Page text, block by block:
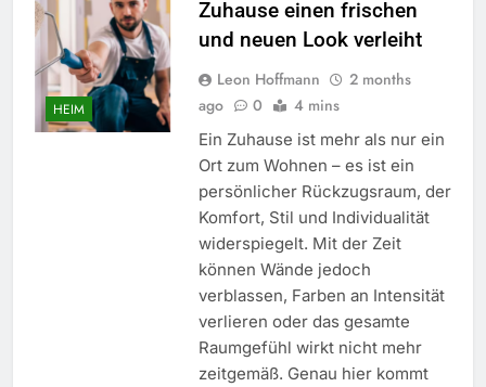
HEIM
Zuhause einen frischen
und neuen Look verleiht
Leon Hoffmann
2 months
ago
0 4 mins
Ein Zuhause ist mehr als nur ein
Ort zum Wohnen – es ist ein
persönlicher Rückzugsraum, der
Komfort, Stil und Individualität
widerspiegelt. Mit der Zeit
können Wände jedoch
verblassen, Farben an Intensität
verlieren oder das gesamte
Raumgefühl wirkt nicht mehr
zeitgemäß. Genau hier kommt